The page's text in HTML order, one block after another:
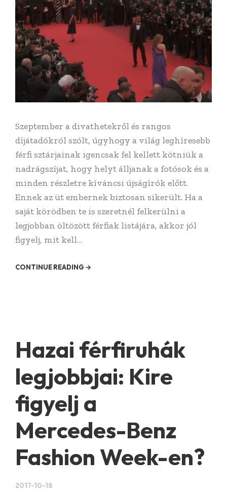
Szeptember a divathetekről és rangos
díjátadókról szólt, úgyhogy a világ leghíresebb
férfi sztárjainak igencsak fel kellett kötniük a
nadrágszíjat, hogy helyt álljanak a fotósok és a
minden részletre kíváncsi újságírók előtt.
Ennek az üt embernek biztosan sikerült. Ha a
saját körödben te is szeretnél felkerülni a
legjobban öltözött férfiak listájára, akkor jól
figyelj, mit kell…
CONTINUE READING →
Hazai férfiruhák
legjobbjai: Kire
figyelj a
Mercedes-Benz
Fashion Week-en?
2017-10-18